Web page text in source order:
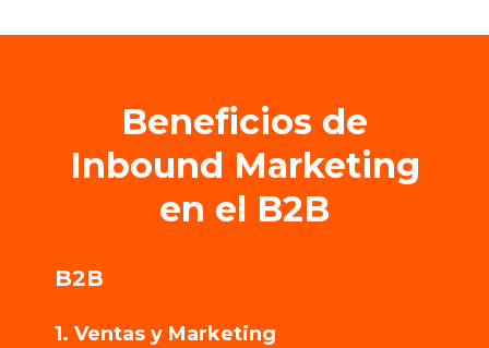
Beneficios de
Inbound Marketing
en el B2B
B2B
1. Ventas y Marketing